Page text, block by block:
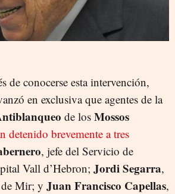
de conocerse esta intervención,
en exclusiva que agentes de la
de los Mossos
detenido brevemente a tres
, jefe del Servicio de
Vall d’Hebron; Jordi Segarra,
de Mir; y Juan Francisco Capellas,